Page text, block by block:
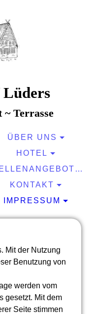
Lüders
~ Terrasse
ÜBER UNS
HOTEL
STELLENANGEBOTE
KONTAKT
IMPRESSUM
Mit der Nutzung
Benutzung von
werden vom
gesetzt. Mit dem
Seite stimmen